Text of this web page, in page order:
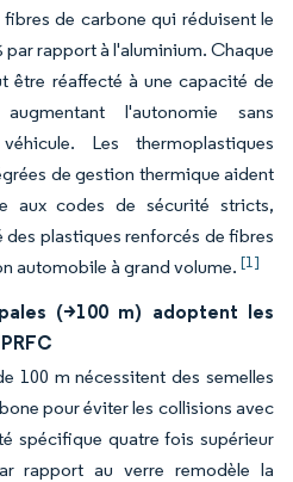
de carbone qui réduisent le
rapport à l'aluminium. Chaque
être réaffecté à une capacité de
l'autonomie sans
Les thermoplastiques
de gestion thermique aident
aux codes de sécurité stricts,
plastiques renforcés de fibres
automobile à grand volume. [1]
(>100 m) adoptent les
100 m nécessitent des semelles
pour éviter les collisions avec
spécifique quatre fois supérieur
rapport au verre remodèle la